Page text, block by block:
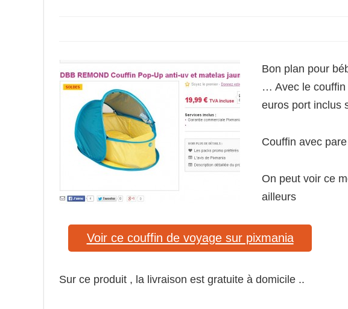
Bon plan pour
… Avec le couffin
euros port inclus
Couffin avec
On peut voir ce
ailleurs
Voir ce couffin de voyage sur pixmania
Sur ce produit , la livraison est gratuite à domicile ..